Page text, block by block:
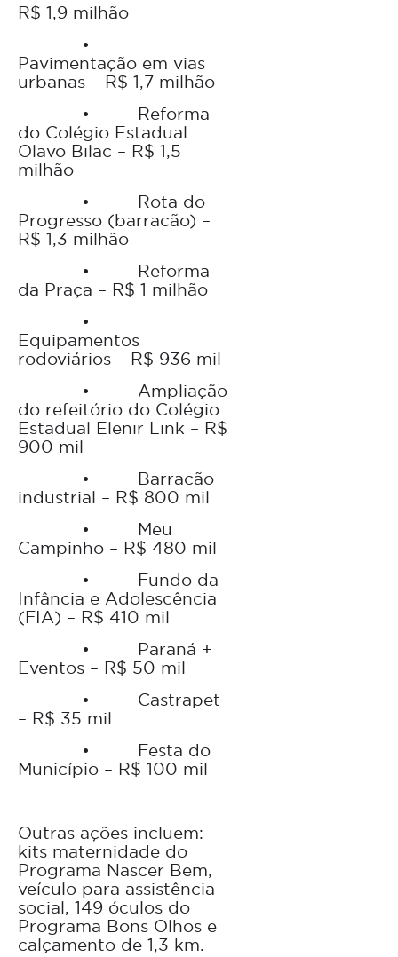
R$ 1,9 milhão
•
Pavimentação em vias
urbanas – R$ 1,7 milhão
•
Reforma
do Colégio Estadual
Olavo Bilac – R$ 1,5
milhão
•
Rota do
Progresso (barracão) –
R$ 1,3 milhão
•
Reforma
da Praça – R$ 1 milhão
•
Equipamentos
rodoviários – R$ 936 mil
•
Ampliação
do refeitório do Colégio
Estadual Elenir Link – R$
900 mil
•
Barracão
industrial – R$ 800 mil
•
Meu
Campinho – R$ 480 mil
•
Fundo da
Infância e Adolescência
(FIA) – R$ 410 mil
•
Paraná +
Eventos – R$ 50 mil
•
Castrapet
– R$ 35 mil
•
Festa do
Município – R$ 100 mil
Outras ações incluem:
kits maternidade do
Programa Nascer Bem,
veículo para assistência
social, 149 óculos do
Programa Bons Olhos e
calçamento de 1,3 km.